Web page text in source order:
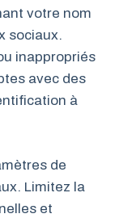
votre nom
sociaux.
inappropriés
avec des
à
de
Limitez la
et